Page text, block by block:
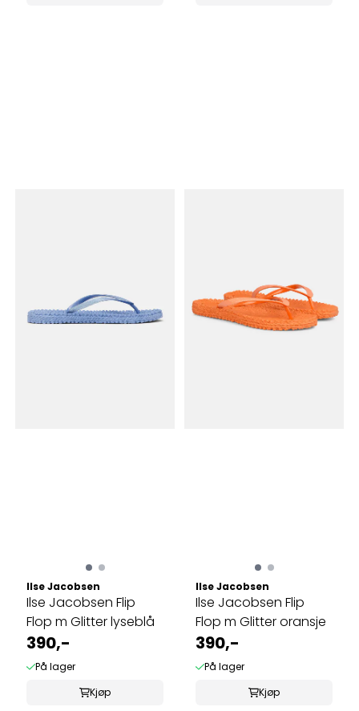
Ilse Jacobsen
Ilse Jacobsen Flip
Flop m Glitter lyseblå
390,-
På lager
Kjøp
Ilse Jacobsen
Ilse Jacobsen Flip
Flop m Glitter oransje
390,-
På lager
Kjøp